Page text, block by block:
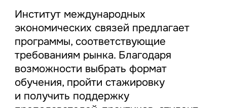
Институт международных
экономических связей предлагает
программы, соответствующие
требованиям рынка. Благодаря
возможности выбрать формат
обучения, пройти стажировку
и получить поддержку